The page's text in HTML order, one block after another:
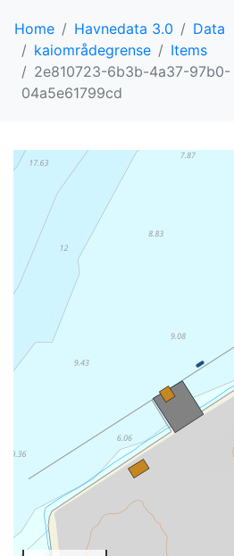
Home Havnedata 3.0
Data
kaiområdegrense
Items
2e810723-6b3b-4a37-97b0-
04a5e61799cd